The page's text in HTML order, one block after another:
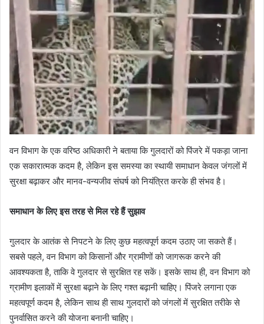
वन विभाग के एक वरिष्ठ अधिकारी ने बताया कि गुलदारों को पिंजरे में पकड़ा जाना
एक सकारात्मक कदम है, लेकिन इस समस्या का स्थायी समाधान केवल जंगलों में
सुरक्षा बढ़ाकर और मानव-वन्यजीव संघर्ष को नियंत्रित करके ही संभव है।
समाधान के लिए इस तरह से मिल रहे हैं सुझाव
गुलदार के आतंक से निपटने के लिए कुछ महत्वपूर्ण कदम उठाए जा सकते हैं।
सबसे पहले, वन विभाग को किसानों और ग्रामीणों को जागरूक करने की
आवश्यकता है, ताकि वे गुलदार से सुरक्षित रह सकें। इसके साथ ही, वन विभाग को
ग्रामीण इलाकों में सुरक्षा बढ़ाने के लिए गश्त बढ़ानी चाहिए। पिंजरे लगाना एक
महत्वपूर्ण कदम है, लेकिन साथ ही साथ गुलदारों को जंगलों में सुरक्षित तरीके से
पुनर्वासित करने की योजना बनानी चाहिए।